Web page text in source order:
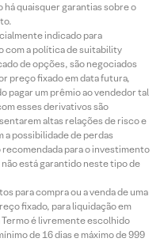
quaisquer garantias sobre o
indicado para
com a política de suitability
de opções, são negociados
preço fixado em data futura,
pagar um prêmio ao vendedor tal
esses derivativos são
altas relações de risco e
a possibilidade de perdas
para o investimento
está garantido neste tipo de
para compra ou a venda de uma
fixado, para liquidação em
é livremente escolhido
de 16 dias e máximo de 999